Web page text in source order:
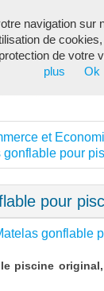
et
gonflable pour
pour
gonflable
piscine
navigation sur
de
de votre
plus
Ok